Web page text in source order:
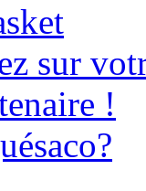
sur
!